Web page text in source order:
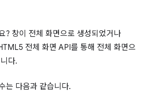
? 창이 전체 화면으로 생성되었거나
전체 화면 API를 통해 전체 화면으
다.
는 다음과 같습니다.